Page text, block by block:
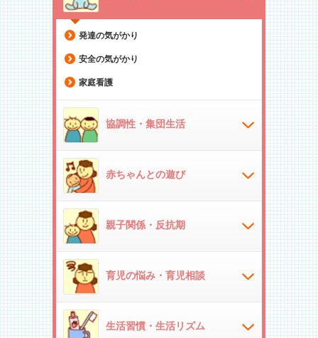
発達の気がかり
安全の気がかり
家庭看護
協調性・集団生活
赤ちゃんとの遊び
親子関係・反抗期
育児の悩み・育児相談
生活習慣・生活リズム